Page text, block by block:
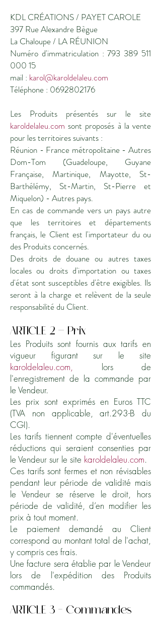
KDL CRÉATIONS / PAYET CAROLE
397 Rue Alexandre Bègue
La Chaloupe / LA RÉUNION
Numéro d'immatriculation :793 389 511
000 15
mail : karol@karoldelaleu.com
Téléphone : 0692802176
Les Produits présentés sur le site
karoldelaleu.com sont proposés à la vente
pour les territoires suivants :
Réunion - France métropolitaine - Autres
Dom-Tom (Guadeloupe, Guyane
Française, Martinique, Mayotte, St-
Barthélémy, St-Martin, St-Pierre et
Miquelon) - Autres pays.
En cas de commande vers un pays autre
que les territoires et départements
français, le Client est l'importateur du ou
des Produits concernés.
Des droits de douane ou autres taxes
locales ou droits d'importation ou taxes
d'état sont susceptibles d'être exigibles. Ils
seront à la charge et relèvent de la seule
responsabilité du Client.
ARTICLE 2 - Prix
Les Produits sont fournis aux tarifs en
vigueur figurant sur le site
karoldelaleu.com, lors de
l'enregistrement de la commande par
le Vendeur.
Les prix sont exprimés en Euros TTC
(TVA non applicable, art.293-B du
CGI).
Les tarifs tiennent compte d'éventuelles
réductions qui seraient consenties par
le Vendeur sur le site karoldelaleu.com.
Ces tarifs sont fermes et non révisables
pendant leur période de validité mais
le Vendeur se réserve le droit, hors
période de validité, d’en modifier les
prix à tout moment.
Le paiement demandé au Client
correspond au montant total de l'achat,
y compris ces frais.
Une facture sera établie par le Vendeur
lors de l'expédition des Produits
commandés.
ARTICLE 3 – Commandes